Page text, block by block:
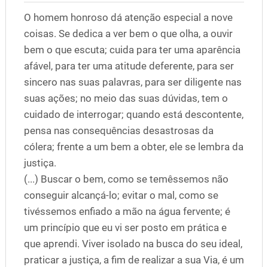
O homem honroso dá atenção especial a nove
coisas. Se dedica a ver bem o que olha, a ouvir
bem o que escuta; cuida para ter uma aparência
afável, para ter uma atitude deferente, para ser
sincero nas suas palavras, para ser diligente nas
suas ações; no meio das suas dúvidas, tem o
cuidado de interrogar; quando está descontente,
pensa nas consequências desastrosas da
cólera; frente a um bem a obter, ele se lembra da
justiça.
(...) Buscar o bem, como se temêssemos não
conseguir alcançá-lo; evitar o mal, como se
tivéssemos enfiado a mão na água fervente; é
um princípio que eu vi ser posto em prática e
que aprendi. Viver isolado na busca do seu ideal,
praticar a justiça, a fim de realizar a sua Via, é um